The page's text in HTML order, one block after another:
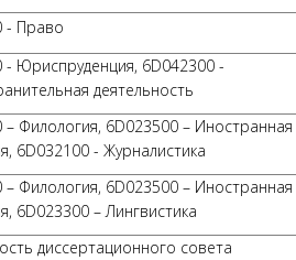
- Право
- Юриспруденция, 6D042300 -
деятельность
– Филология, 6D023500 – Иностранная
6D032100 - Журналистика
– Филология, 6D023500 – Иностранная
6D023300 – Лингвистика
диссертационного совета